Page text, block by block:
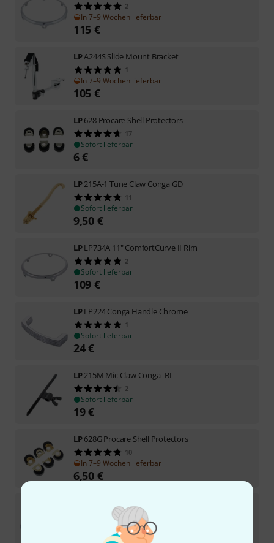
2
In 7–9 Wochen lieferbar
115 €
LPA244S Slide Mount Bracket
1
In 7–9 Wochen lieferbar
105 €
LP628 Procare Shell Protectors
17
Sofort lieferbar
6€
LP215A-1 Tune Claw Conga GD
11
Sofort lieferbar
9,50 €
LPLP734A 11" ComfortCurve II Rim
2
Sofort lieferbar
109 €
LPLP224 Conga Handle Chrome
1
Sofort lieferbar
24€
LP215M Mic Claw Conga -BL
2
Sofort lieferbar
19€
LP628G Procare Shell Protectors
10
In 7–9 Wochen lieferbar
6,50 €
In 1–2 Wochen lieferbar